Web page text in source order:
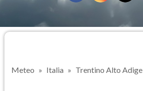
Meteo Italia Trentino Alto Adige